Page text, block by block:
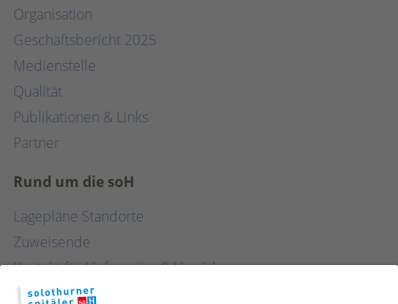
Organisation
Geschäftsbericht 2025
Medienstelle
Qualität
Publikationen & Links
Partner
Rund um die soH
Lagepläne Standorte
Zuweisende
Kontakt für Lieferanten & Versicherungen
Zentralwäscherei